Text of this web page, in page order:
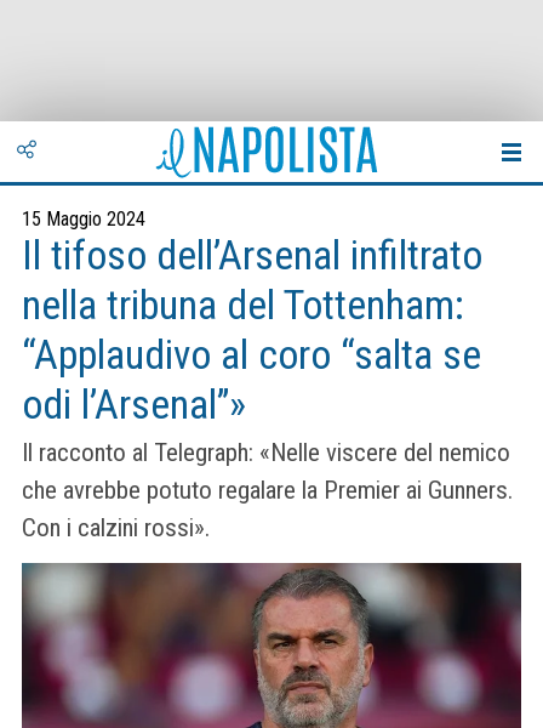
15 Maggio 2024
Il tifoso dell’Arsenal infiltrato
nella tribuna del Tottenham:
“Applaudivo al coro “salta se
odi l’Arsenal”»
Il racconto al Telegraph: «Nelle viscere del nemico
che avrebbe potuto regalare la Premier ai Gunners.
Con i calzini rossi».